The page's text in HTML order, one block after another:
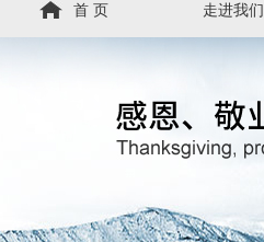
首 页 走进我们